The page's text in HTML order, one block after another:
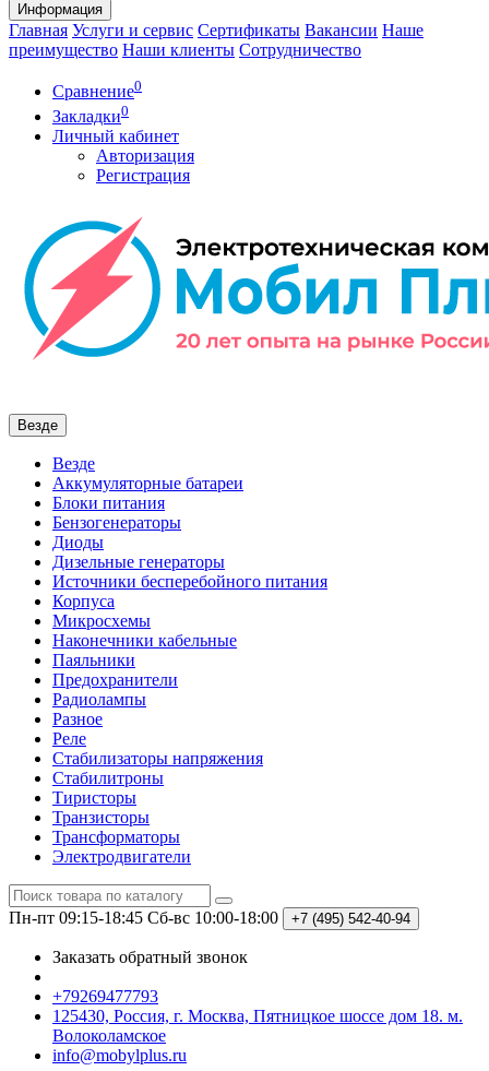
Информация
Главная Услуги и сервис Сертификаты Вакансии Наше
преимущество Наши клиенты Сотрудничество
Сравнение0
Закладки0
Личный кабинет
Авторизация
Регистрация
Везде
Везде
Аккумуляторные батареи
Блоки питания
Бензогенераторы
Диоды
Дизельные генераторы
Источники бесперебойного питания
Корпуса
Микросхемы
Наконечники кабельные
Паяльники
Предохранители
Радиолампы
Разное
Реле
Стабилизаторы напряжения
Стабилитроны
Тиристоры
Транзисторы
Трансформаторы
Электродвигатели
Пн-пт 09:15-18:45 Сб-вс 10:00-18:00 +7 (495) 542-40-94
Заказать обратный звонок
+79269477793
125430, Россия, г. Москва, Пятницкое шоссе дом 18. м.
Волоколамское
info@mobylplus.ru